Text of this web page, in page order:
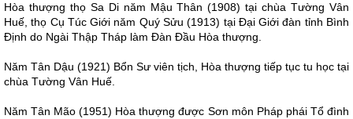
Hòa thượng thọ Sa Di năm Mậu Thân (1908) tại chùa Tường Vân
Huế, thọ Cụ Túc Giới năm Quý Sửu (1913) tại Đại Giới đàn tỉnh Bình
Định do Ngài Thập Tháp làm Đàn Đầu Hòa thượng.
Năm Tân Dậu (1921) Bổn Sư viên tịch, Hòa thượng tiếp tục tu học tại
chùa Tường Vân Huế.
Năm Tân Mão (1951) Hòa thượng được Sơn môn Pháp phái Tổ đình